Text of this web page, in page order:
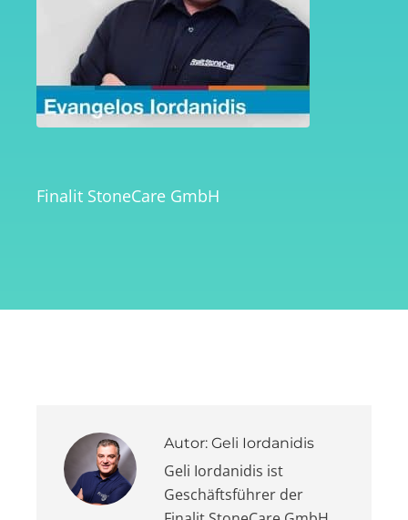
Finalit StoneCare GmbH
Autor: Geli Iordanidis
Geli Iordanidis ist
Geschäftsführer der